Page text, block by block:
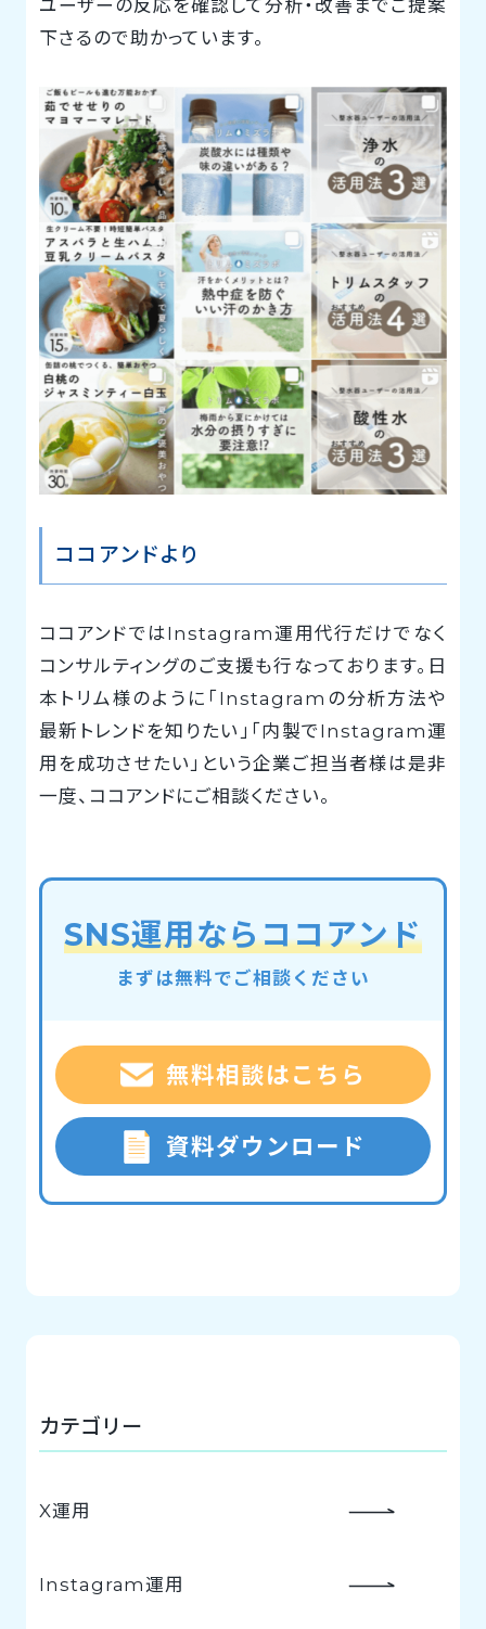
ユーザーの反応を確認して分析・改善までご提案
下さるので助かっています。
ココアンドより
ココアンドではInstagram運用代行だけでなく
コンサルティングのご支援も行なっております。日
本トリム様のように「Instagramの分析方法や
最新トレンドを知りたい」「内製でInstagram運
用を成功させたい」という企業ご担当者様は是非
一度、ココアンドにご相談ください。
SNS運用ならココアンド
まずは無料でご相談ください
無料相談はこちら
資料ダウンロード
カテゴリー
X運用
Instagram運用